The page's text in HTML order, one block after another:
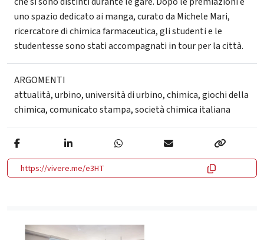
uno spazio dedicato ai manga, curato da Michele Mari,
ricercatore di chimica farmaceutica, gli studenti e le
studentesse sono stati accompagnati in tour per la città.
ARGOMENTI
attualità,urbino,università di urbino,chimica,giochi della
chimica,comunicato stampa,società chimica italiana
https://vivere.me/e3HT